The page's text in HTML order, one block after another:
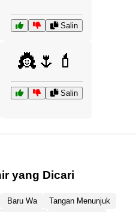
Salin
👸🌷💄
Salin
yang Dicari
Baru Wa
Tangan Menunjuk